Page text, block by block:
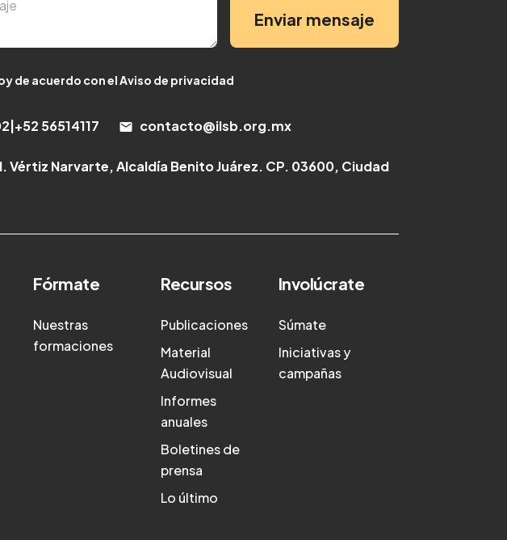
Enviar mensaje
de acuerdo con el Aviso de privacidad
+52 56514117 email contacto@ilsb.org.mx
Vértiz Narvarte, Alcaldía Benito Juárez. CP. 03600, Ciudad
Fórmate
Nuestras
formaciones
Recursos
Publicaciones
Material
Audiovisual
Informes
anuales
Boletines de
prensa
Lo último
Involúcrate
Súmate
Iniciativas y
campañas